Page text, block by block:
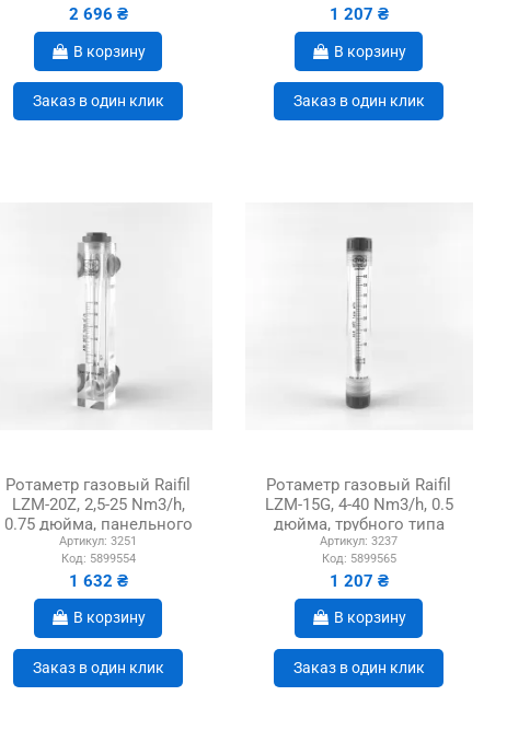
2 696 ₴
В корзину
Заказ в один клик
1 207 ₴
В корзину
Заказ в один клик
Ротаметр газовый Raifil
LZM-20Z, 2,5-25 Nm3/h,
0.75 дюйма, панельного
типа
Артикул: 3251
Код: 5899554
1 632 ₴
В корзину
Заказ в один клик
Ротаметр газовый Raifil
LZM-15G, 4-40 Nm3/h, 0.5
дюйма, трубного типа
Артикул: 3237
Код: 5899565
1 207 ₴
В корзину
Заказ в один клик